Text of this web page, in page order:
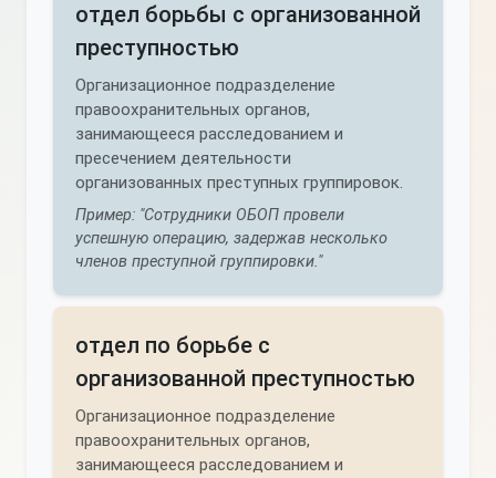
отдел борьбы с организованной
преступностью
Организационное подразделение
правоохранительных органов,
занимающееся расследованием и
пресечением деятельности
организованных преступных группировок.
Пример: "Сотрудники ОБОП провели
успешную операцию, задержав несколько
членов преступной группировки."
отдел по борьбе с
организованной преступностью
Организационное подразделение
правоохранительных органов,
занимающееся расследованием и